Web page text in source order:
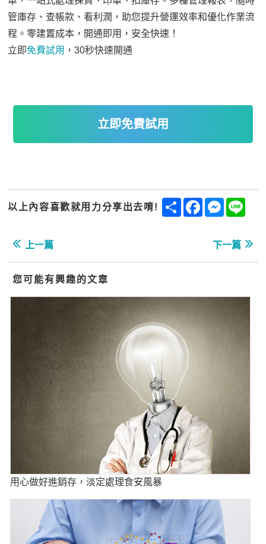
管庫存、查帳款、看利潤，助您提升營運效率和優化作業流
程。零建置成本，開通即用，安全快速！
立即免費試用 ，30秒快速開通
立即免費試用
以上內容喜歡就用力分享出去唷! ShareFacebook
上一篇 下一篇
您可能有興趣的文章
用心做好進銷存，淡定處理食安風暴